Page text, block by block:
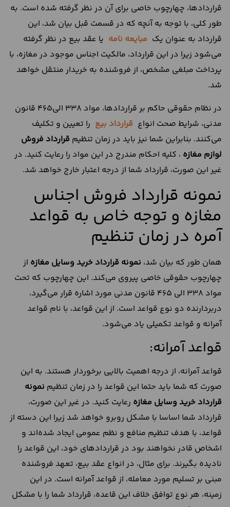
قراردادها،‌ چهارچوب خاصی برای آن در نظر گرفته شده است. به
طور کلی، با توجه به آنچه که در قسمت قبل بیان شد، این
قرارداد به عنوان یک مبایعه نامه یا عقد بیع در نظر گرفته
می‌شود زیرا در این قرارداد،‌ مالکیت اجناس موجود در مغازه، با
پرداخت مبلغی مشخص، از فروشنده به خریدار منتقل خواهد
شد.
در نظام حقوقی حاکم بر قراردادها، مواد ۳۳۸ الی۴۶۵ قانون
مدنی، شرایط صحت انواع قرارداد بیع را تعیین و تکلیف
می‌کنند. بنابراین شما نیز باید در زمان تنظیم قرارداد فروش
لوازم مغازه ، کلیه احکام مندرج در این مواد را رعایت کنید. در
غیر این صورت،‌ قرارداد شما از درجه اعتبار خارج خواهد شد.
نمونه قرارداد فروش اجناس
مغازه و توجه خاص به قواعد
آمره در زمان تنظیم
همان طور که بیان شد، نمونه قرارداد خرید وسایل مغازه از
چهارچوب حقوقی خاصی پیروی می‌کند. این چهارچوب که تحت
مواد ۳۳۸ الی ۴۶۵ قانون مدنی مورد اشاره قرار می‌گیرد،‌
دربردارنده دو نوع قواعد است. از این قواعد، ‌با نام قواعد
آمرانه و قواعد تکمیلی یاد می‌شود.
قواعد آمرانه:
قواعد آمرانه، از درجه اهمیت بالایی برخوردار هستند. به این
صورت که شما باید حتما این قواعد را در زمان تنظیم نمونه
قرارداد خرید وسایل مغازه رعایت کنید. در غیر این صورت،
قرارداد شما اساسا با مشکل روبرو خواهد شد زیرا این دسته از
قواعد، با هدف تنظیم منافع و نظم عمومی ایجاد شده‌اند و
اشخاص قادر نخواهند بود در قراردادهای خود، این قواعد را
نادیده بگیرند. برای مثال، در انواع عقد بیع، تعهد فروشنده
مبنی بر تسلیم مورد معامله،‌ از قواعد آمرانه است. در این
زمینه،‌ هر نوع توافق خلاف این قاعده،‌ قرارداد شما را با مشکل